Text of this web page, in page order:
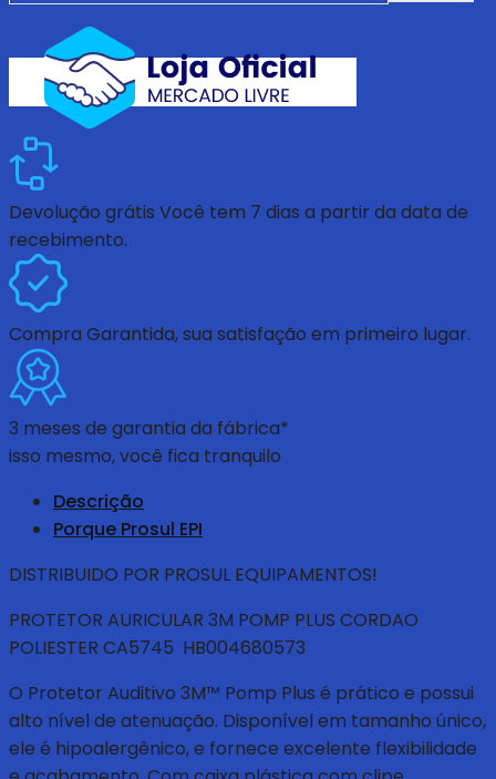
Devolução grátis Você tem 7 dias a partir da data de
recebimento.
Compra Garantida, sua satisfação em primeiro lugar.
3 meses de garantia da fábrica*
isso mesmo, você fica tranquilo
Descrição
Porque Prosul EPI
DISTRIBUIDO POR PROSUL EQUIPAMENTOS!
PROTETOR AURICULAR 3M POMP PLUS CORDAO
POLIESTER CA5745 HB004680573
O Protetor Auditivo 3M™ Pomp Plus é prático e possui
alto nível de atenuação. Disponível em tamanho único,
ele é hipoalergênico, e fornece excelente flexibilidade